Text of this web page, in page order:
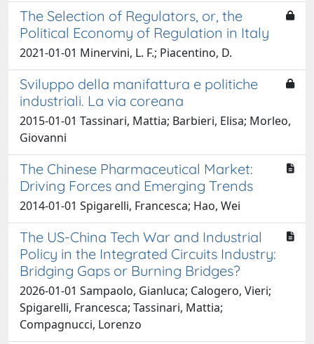
The Selection of Regulators, or, the
Political Economy of Regulation in Italy
2021-01-01 Minervini, L. F.; Piacentino, D.
Sviluppo della manifattura e politiche
industriali. La via coreana
2015-01-01 Tassinari, Mattia; Barbieri, Elisa; Morleo,
Giovanni
The Chinese Pharmaceutical Market:
Driving Forces and Emerging Trends
2014-01-01 Spigarelli, Francesca; Hao, Wei
The US-China Tech War and Industrial
Policy in the Integrated Circuits Industry:
Bridging Gaps or Burning Bridges?
2026-01-01 Sampaolo, Gianluca; Calogero, Vieri;
Spigarelli, Francesca; Tassinari, Mattia;
Compagnucci, Lorenzo